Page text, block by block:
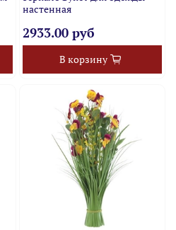
настенная
2933.00 руб
В корзину